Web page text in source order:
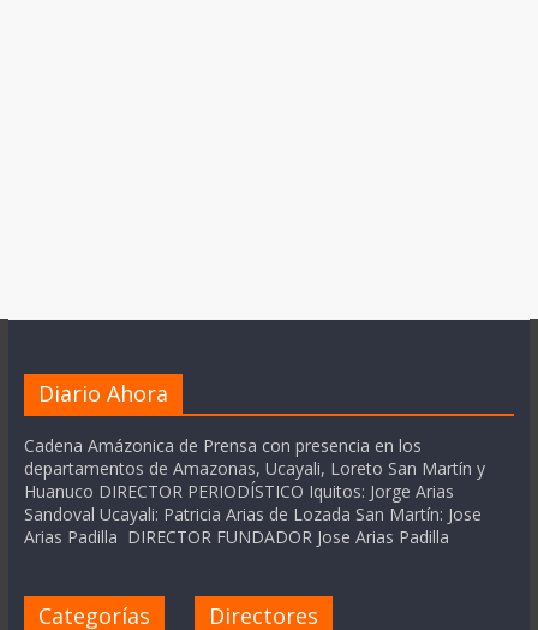
Diario Ahora
Cadena Amázonica de Prensa con presencia en los
departamentos de Amazonas, Ucayali, Loreto San Martín y
Huanuco DIRECTOR PERIODÍSTICO Iquitos: Jorge Arias
Sandoval Ucayali: Patricia Arias de Lozada San Martín: Jose
Arias Padilla DIRECTOR FUNDADOR Jose Arias Padilla
Categorías Directores